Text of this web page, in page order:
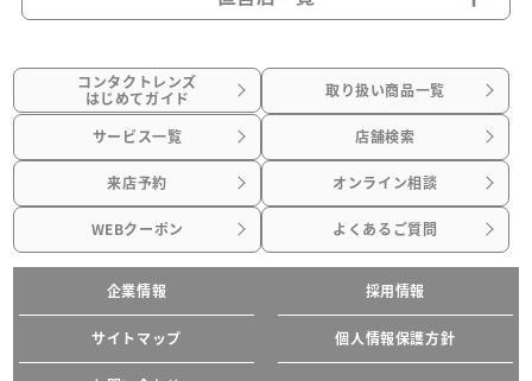
コンタクトレンズ
はじめてガイド 取り扱い商品一覧
サービス一覧 店舗検索
来店予約 オンライン相談
WEBクーポン よくあるご質問
企業情報 採用情報
サイトマップ 個人情報保護方針